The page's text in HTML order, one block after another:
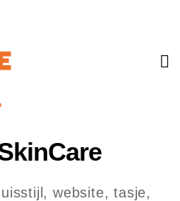
website, tasje,